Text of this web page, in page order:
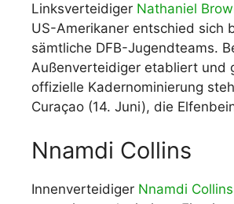
Linksverteidiger Nathaniel
US-Amerikaner entschied sich
sämtliche DFB-Jugendteams.
Außenverteidiger etabliert und
offizielle Kadernominierung
Curaçao (14. Juni), die
Nnamdi Collins
Innenverteidiger Nnamdi Collins